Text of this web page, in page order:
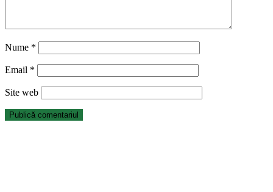
Nume *
Email *
Site web